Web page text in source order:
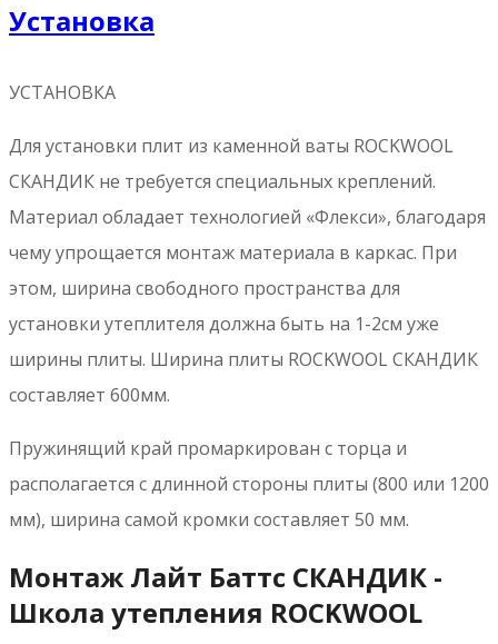
Установка
УСТАНОВКА
Для установки плит из каменной ваты ROCKWOOL
СКАНДИК не требуется специальных креплений.
Материал обладает технологией «Флекси», благодаря
чему упрощается монтаж материала в каркас. При
этом, ширина свободного пространства для
установки утеплителя должна быть на 1-2см уже
ширины плиты. Ширина плиты ROCKWOOL СКАНДИК
составляет 600мм.
Пружинящий край промаркирован с торца и
располагается с длинной стороны плиты (800 или 1200
мм), ширина самой кромки составляет 50 мм.
Монтаж Лайт Баттс СКАНДИК -
Школа утепления ROCKWOOL